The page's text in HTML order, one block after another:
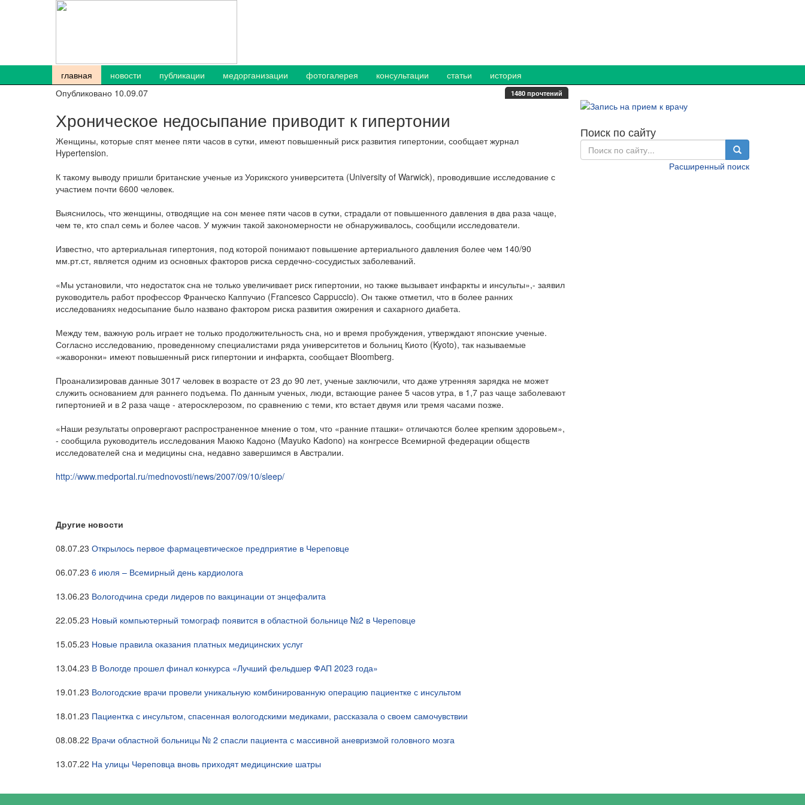
главная новости публикации медорганизации фотогалерея консультации статьи
история
Опубликовано 10.09.07
1480 прочтений
Хроническое недосыпание приводит к гипертонии
Женщины, которые спят менее пяти часов в сутки, имеют повышенный риск развития гипертонии, сообщает журнал
Hypertension.
К такому выводу пришли британские ученые из Уорикского университета (University of Warwick), проводившие исследование с
участием почти 6600 человек.
Выяснилось, что женщины, отводящие на сон менее пяти часов в сутки, страдали от повышенного давления в два раза чаще,
чем те, кто спал семь и более часов. У мужчин такой закономерности не обнаруживалось, сообщили исследователи.
Известно, что артериальная гипертония, под которой понимают повышение артериального давления более чем 140/90
мм.рт.ст, является одним из основных факторов риска сердечно-сосудистых заболеваний.
«Мы установили, что недостаток сна не только увеличивает риск гипертонии, но также вызывает инфаркты и инсульты»,- заявил
руководитель работ профессор Франческо Каппучио (Francesco Cappuccio). Он также отметил, что в более ранних
исследованиях недосыпание было названо фактором риска развития ожирения и сахарного диабета.
Между тем, важную роль играет не только продолжительность сна, но и время пробуждения, утверждают японские ученые.
Согласно исследованию, проведенному специалистами ряда университетов и больниц Киото (Kyoto), так называемые
«жаворонки» имеют повышенный риск гипертонии и инфаркта, сообщает Bloomberg.
Проанализировав данные 3017 человек в возрасте от 23 до 90 лет, ученые заключили, что даже утренняя зарядка не может
служить основанием для раннего подъема. По данным ученых, люди, встающие ранее 5 часов утра, в 1,7 раз чаще заболевают
гипертонией и в 2 раза чаще - атеросклерозом, по сравнению с теми, кто встает двумя или тремя часами позже.
«Наши результаты опровергают распространенное мнение о том, что «ранние пташки» отличаются более крепким здоровьем»,
- сообщила руководитель исследования Маюко Кадоно (Mayuko Kadono) на конгрессе Всемирной федерации обществ
исследователей сна и медицины сна, недавно завершимся в Австралии.
http://www.medportal.ru/mednovosti/news/2007/09/10/sleep/
Другие новости
08.07.23 Открылось первое фармацевтическое предприятие в Череповце
06.07.23 6 июля – Всемирный день кардиолога
13.06.23 Вологодчина среди лидеров по вакцинации от энцефалита
22.05.23 Новый компьютерный томограф появится в областной больнице №2 в Череповце
15.05.23 Новые правила оказания платных медицинских услуг
13.04.23 В Вологде прошел финал конкурса «Лучший фельдшер ФАП 2023 года»
19.01.23 Вологодские врачи провели уникальную комбинированную операцию пациентке с инсультом
18.01.23 Пациентка с инсультом, спасенная вологодскими медиками, рассказала о своем самочувствии
08.08.22 Врачи областной больницы № 2 спасли пациента с массивной аневризмой головного мозга
13.07.22 На улицы Череповца вновь приходят медицинские шатры
Поиск по сайту
Расширенный поиск